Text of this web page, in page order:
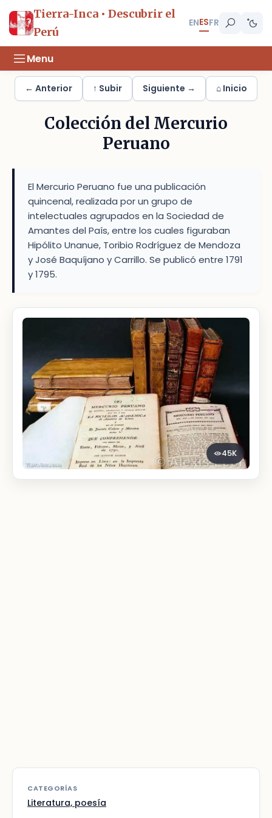
Tierra-Inca • Descubrir el
Perú
ENESFR
Menu
← Anterior ↑ Subir Siguiente → ⌂ Inicio
Colección del Mercurio
Peruano
El Mercurio Peruano fue una publicación
quincenal, realizada por un grupo de
intelectuales agrupados en la Sociedad de
Amantes del País, entre los cuales figuraban
Hipólito Unanue, Toribio Rodríguez de Mendoza
y José Baquíjano y Carrillo. Se publicó entre 1791
y 1795.
45K
CATEGORÍAS
Literatura, poesía